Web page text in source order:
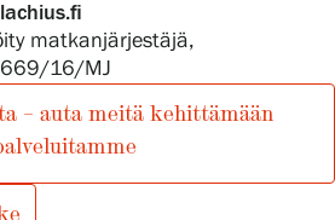
matkanjärjestäjä,
669/16/MJ
– auta meitä kehittämään